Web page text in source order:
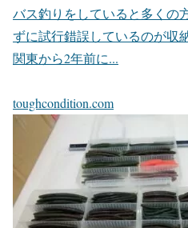
バス釣りをしていると多くの
ずに試行錯誤しているのが収
関東から2年前に...
toughcondition.com